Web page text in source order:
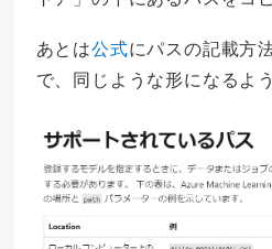
あとは公式にパスの記載方
で、同じような形になるよ